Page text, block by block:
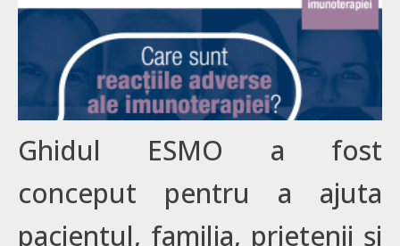
Ghidul ESMO a fost
conceput pentru a ajuta
pacientul, familia, prietenii și